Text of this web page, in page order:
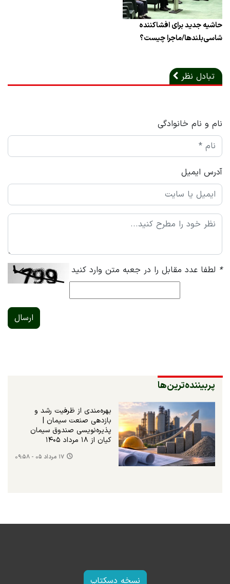
حاشیه جدید برای افشاکننده
شاسی‌بلندها/ماجرا چیست؟
تبادل نظر
نام و نام خانوادگی
آدرس ایمیل
* لطفا عدد مقابل را در جعبه متن وارد کنید
ارسال
پربیننده‌ترین‌ها
بهره‌مندی از ظرفیت رشد و
بازدهی صنعت سیمان |
پذیره‌نویسی صندوق سیمان
کیان از ۱۸ مرداد ۱۴۰۵
۱۷ مرداد ۰۵ - ۰۹:۵۸
نسخه دسکتاپ